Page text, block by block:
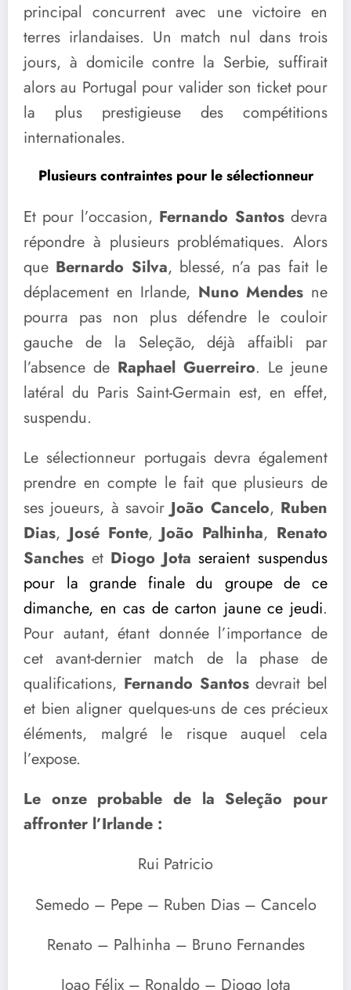
principal concurrent avec une victoire en
terres irlandaises. Un match nul dans trois
jours, à domicile contre la Serbie, suffirait
alors au Portugal pour valider son ticket pour
la plus prestigieuse des compétitions
internationales.
Plusieurs contraintes pour le sélectionneur
Et pour l’occasion, Fernando Santosdevra
répondre à plusieurs problématiques. Alors
que Bernardo Silva, blessé, n’a pas fait le
déplacement en Irlande, Nuno Mendes ne
pourra pas non plus défendre le couloir
gauche de la Seleção, déjà affaibli par
l’absence de Raphael Guerreiro. Le jeune
latéral du Paris Saint-Germain est, en effet,
suspendu.
Le sélectionneur portugais devra également
prendre en compte le fait que plusieurs de
ses joueurs, à savoirJoão Cancelo, Ruben
Dias,José Fonte,João Palhinha, Renato
Sanches et Diogo Jota seraient suspendus
pour la grande finale du groupe de ce
dimanche, en cas de carton jaune ce jeudi.
Pour autant, étant donnée l’importance de
cet avant-dernier match de la phase de
qualifications, Fernando Santosdevrait bel
et bien aligner quelques-uns de ces précieux
éléments, malgré le risque auquel cela
l’expose.
Le onze probable de la Seleção pour
affronter l’Irlande :
Rui Patricio
Semedo – Pepe – Ruben Dias – Cancelo
Renato – Palhinha – Bruno Fernandes
Joao Félix – Ronaldo – Diogo Jota